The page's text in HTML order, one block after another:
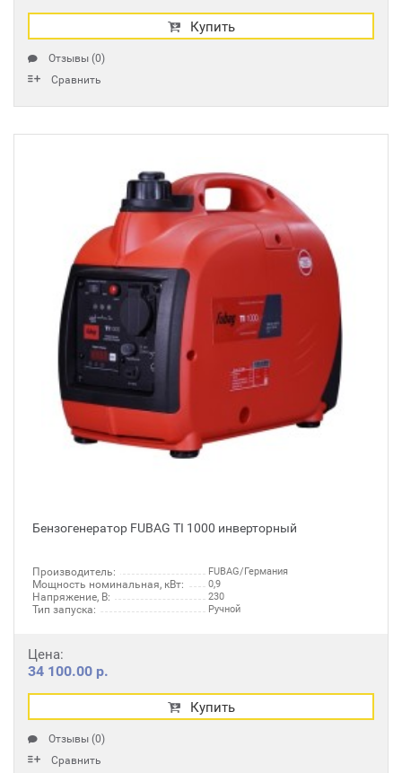
Купить
Отзывы (0)
Сравнить
Бензогенератор FUBAG TI 1000 инверторный
Производитель: FUBAG/Германия
Мощность номинальная, кВт: 0,9
Напряжение, В: 230
Тип запуска: Ручной
Цена:
34 100.00 р.
Купить
Отзывы (0)
Сравнить